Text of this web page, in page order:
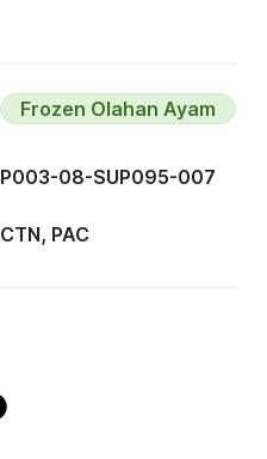
Frozen Olahan Ayam
P003-08-SUP095-007
CTN, PAC